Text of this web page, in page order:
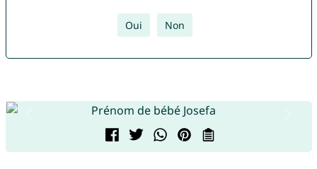
Oui Non